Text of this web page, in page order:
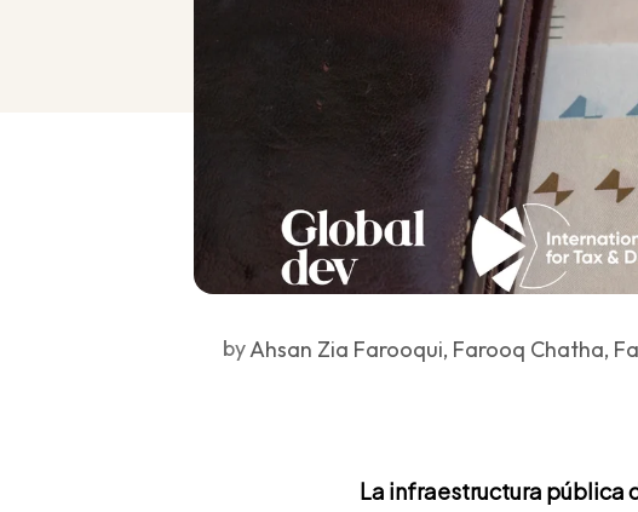
byAhsan Zia Farooqui, Farooq Chatha,
La infraestructura pública